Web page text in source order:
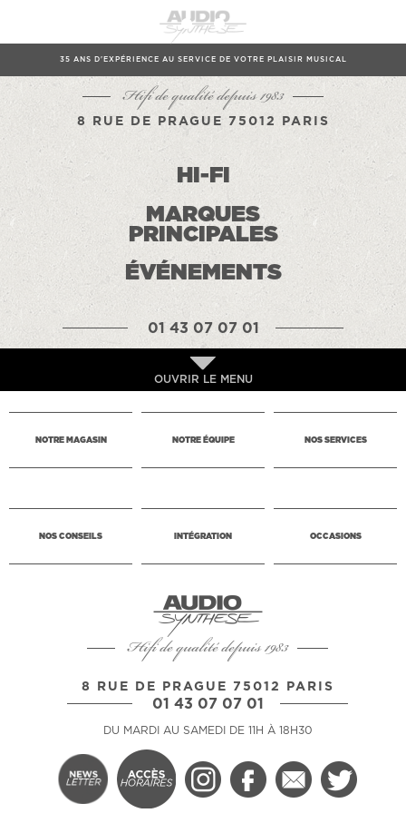
35 ANS D'EXPÉRIENCE AU SERVICE DE VOTRE PLAISIR MUSICAL
Hifi de qualité depuis 1983
8 RUE DE PRAGUE 75012 PARIS
HI-FI
MARQUES
PRINCIPALES
ÉVÉNEMENTS
01 43 07 07 01
OUVRIR LE MENU
NOTRE MAGASIN NOTRE ÉQUIPE NOS SERVICES
NOS CONSEILS INTÉGRATION OCCASIONS
Hifi de qualité depuis 1983
8 RUE DE PRAGUE 75012 PARIS
01 43 07 07 01
DU MARDI AU SAMEDI DE 11H À 18H30